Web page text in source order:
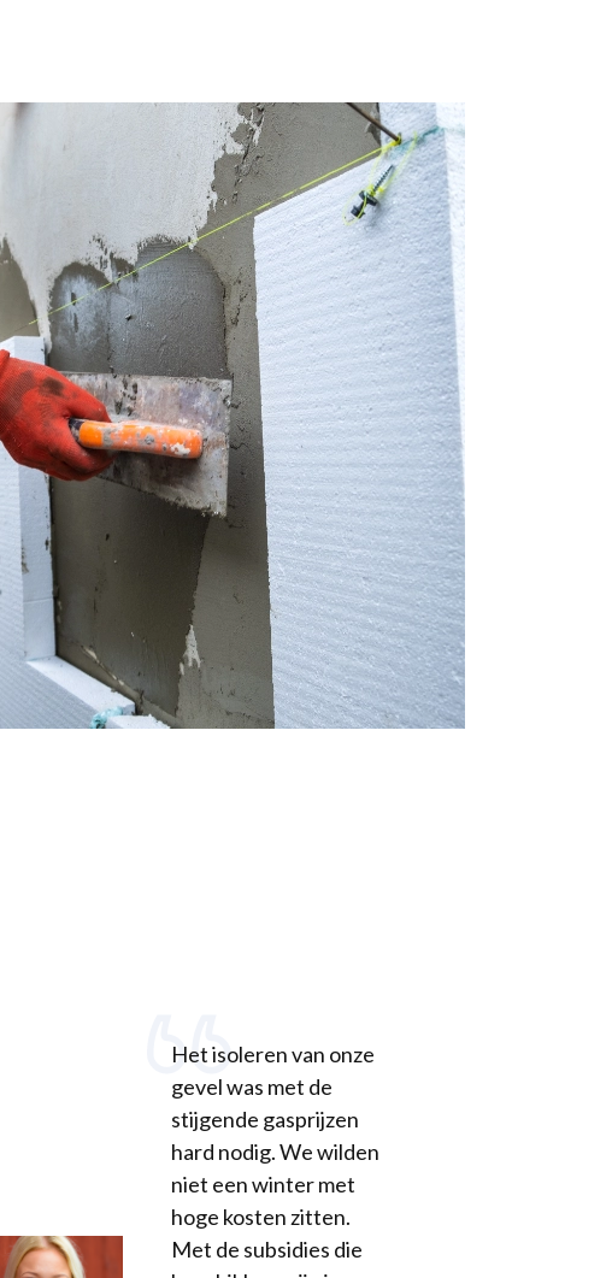
Het isoleren van onze
gevel was met de
stijgende gasprijzen
hard nodig. We wilden
niet een winter met
hoge kosten zitten.
Met de subsidies die